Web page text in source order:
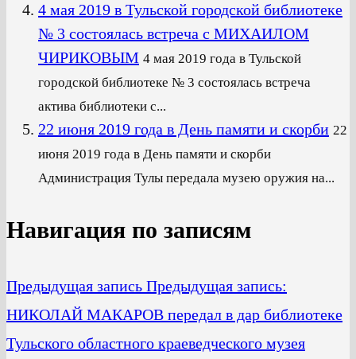
4 мая 2019 в Тульской городской библиотеке
№ 3 состоялась встреча с МИХАИЛОМ
ЧИРИКОВЫМ 4 мая 2019 года в Тульской
городской библиотеке № 3 состоялась встреча
актива библиотеки с...
22 июня 2019 года в День памяти и скорби 22
июня 2019 года в День памяти и скорби
Администрация Тулы передала музею оружия на...
Навигация по записям
Предыдущая запись Предыдущая запись:
НИКОЛАЙ МАКАРОВ передал в дар библиотеке
Тульского областного краеведческого музея